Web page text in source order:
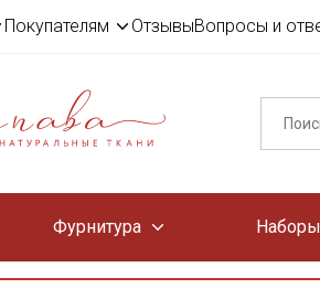
Покупателям ОтзывыВопросы и
Фурнитура